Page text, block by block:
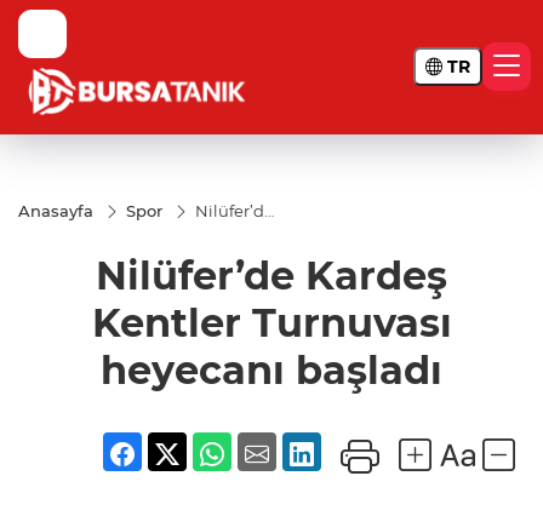
TR
Anasayfa Spor
Nilüfer’de
Turnuvası
heyecanı
başladı
Nilüfer’de Kardeş
Kentler Turnuvası
heyecanı başladı